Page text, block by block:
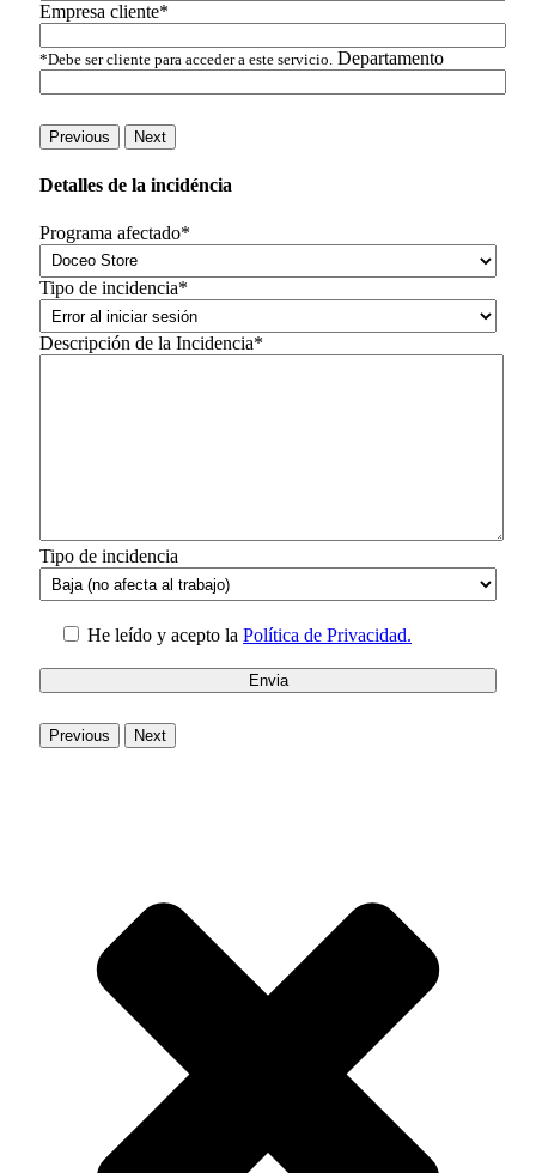
Empresa cliente*
*Debe ser cliente para acceder a este servicio. Departamento
Previous Next
Detalles de la incidéncia
Programa afectado*
Tipo de incidencia*
Descripción de la Incidencia*
Tipo de incidencia
He leído y acepto la Política de Privacidad.
Previous Next